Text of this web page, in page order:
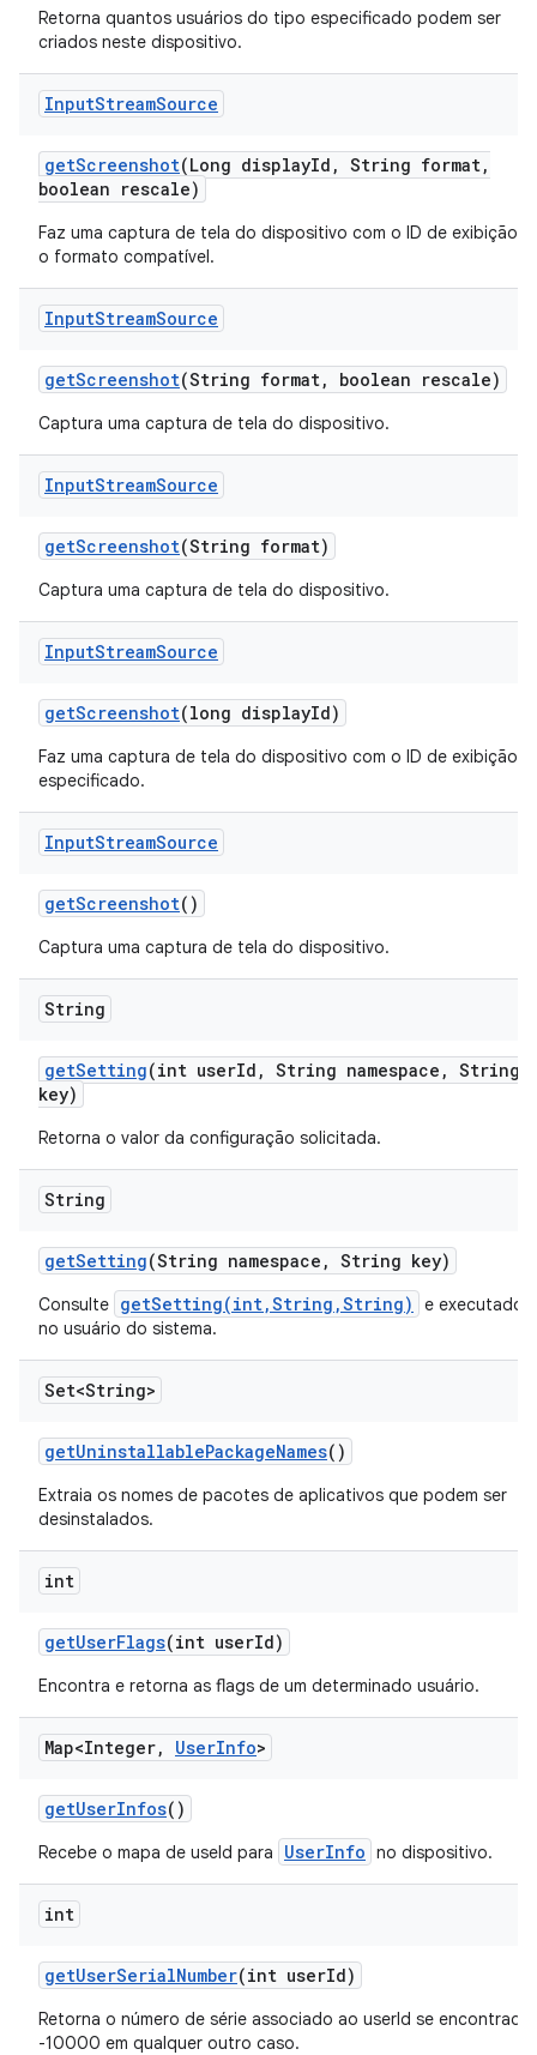
Retorna quantos usuários do tipo especificado podem ser
criados neste dispositivo.
InputStreamSource
getScreenshot(Long displayId , String format,
boolean rescale)
Faz uma captura de tela do dispositivo com o ID de exibição e
o formato compatível.
InputStreamSource
getScreenshot(String format, boolean rescale)
Captura uma captura de tela do dispositivo.
InputStreamSource
getScreenshot(String format)
Captura uma captura de tela do dispositivo.
InputStreamSource
getScreenshot(long displayId)
Faz uma captura de tela do dispositivo com o ID de exibição
especificado.
InputStreamSource
getScreenshot()
Captura uma captura de tela do dispositivo.
String
getSetting(int userId , String namespace , String
key)
Retorna o valor da configuração solicitada.
String
getSetting(String namespace , String key)
Consulte getSetting(int,String,String)
e executado
no usuário do sistema.
Set<String>
getUninstallablePackageNames()
Extraia os nomes de pacotes de aplicativos que podem ser
desinstalados.
int
getUserFlags(int userId)
Encontra e retorna as flags de um determinado usuário.
Map<Integer, UserInfo>
getUserInfos()
Recebe o mapa de useId para UserInfo no dispositivo.
int
getUserSerialNumber(int userId)
Retorna o número de série associado ao userId se encontrado,
-10000 em qualquer outro caso.